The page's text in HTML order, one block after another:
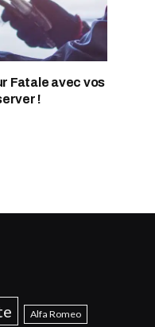
Fatale avec vos
!
Alfa Romeo